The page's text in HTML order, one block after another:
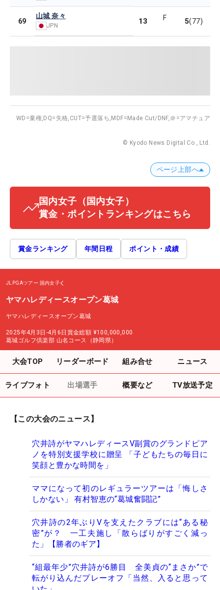
69
山城 奈々
JPN 13 F 5(77)
WD=棄権, DQ=失格, CUT=予選落ち, MDF=Made Cut/DNF,＠=アマチュア
© Kyodo News Digital Co., Ltd.
ページ上部へ
国内女子 （国内女子）
賞金・ポイントランキングはこちら
賞金ランキング 年間日程 ポイント・成績
JLPGAツアー 国内女子
ヤマハレディースオープン葛城
ヤマハレディースオープン葛城
2025年4月3日-4月6日 賞金総額 ¥100,000,000
葛城ゴルフ倶楽部 山名コース（静岡県）
大会TOP リーダーボード 組み合せ ニュース
ライブフォト 出場選手 概要など TV放送予定
【この大会のニュース】
穴井詩がヤマハレディースV副賞のグランドピア
ノを特別支援学校に贈呈 「子どもたちの毎日に
笑顔と豊かな時間を」
ママになって初のレギュラーツアーは「悔しさ
しかない」 有村智恵の“葛城奮闘記”
穴井詩の2年ぶりVを支えたクラブには“ある秘
密”が？ 一工夫施し「散らばりがすごく減っ
た」【勝者のギア】
“組最年少”穴井詩が6勝目 全美貞の“まさか”で
転がり込んだプレーオフ「当然、入ると思って